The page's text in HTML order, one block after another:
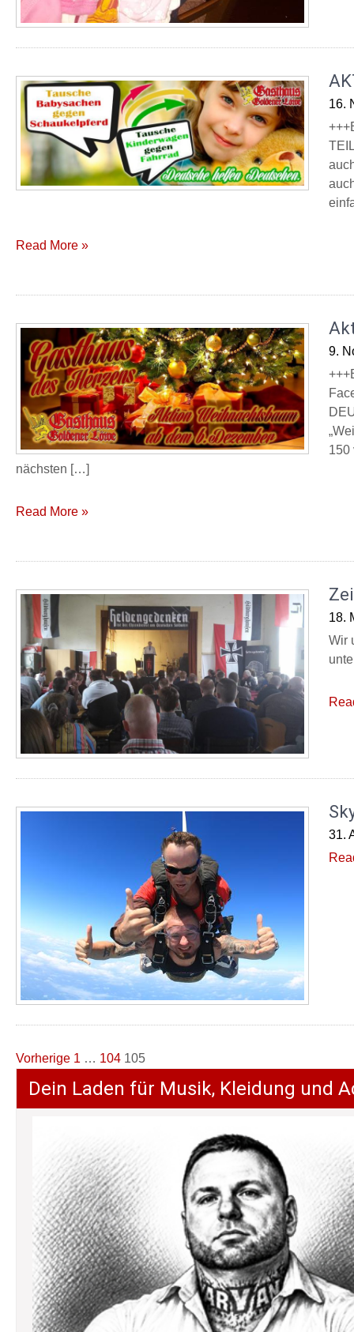
16.
Read More »
9.
150
nächsten […]
Read More »
18.
Wir
31.
Seitennummerierung
der
Beiträge
Vorherige 1 … 104 105
Dein Laden für Musik, Kleidung und